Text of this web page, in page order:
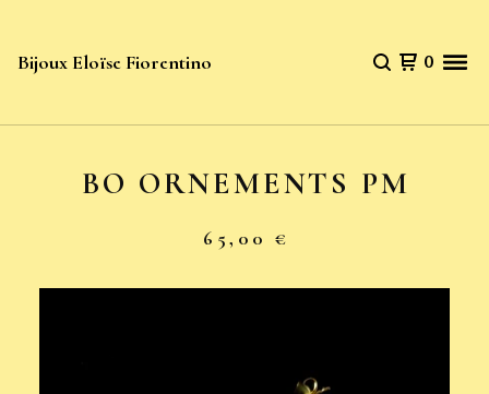
Bijoux Eloïse Fiorentino 0
BO ORNEMENTS PM
65,00 €